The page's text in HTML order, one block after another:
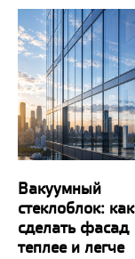
Вакуумный
стеклоблок: как
сделать фасад
теплее и легче